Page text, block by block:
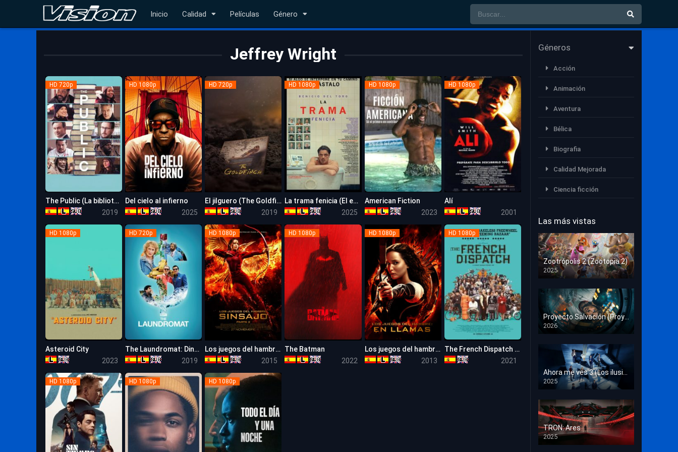
Inicio Calidad Películas Género
Jeffrey Wright
HD 720p
The Public (La biblioteca)
2019
HD 1080p
Del cielo al infierno
2025
HD 720p
El jilguero (The Goldfinch)
2019
HD 1080p
La trama fenicia (El esquema fenicio)
2025
HD 1080p
American Fiction
2023
HD 1080p
Alí
2001
HD 1080p
Asteroid City
2023
HD 720p
The Laundromat: Dinero sucio
2019
HD 1080p
Los juegos del hambre: Sinsajo Parte 2
2015
HD 1080p
The Batman
2022
HD 1080p
Los juegos del hambre II En llamas
2013
HD 1080p
The French Dispatch (La crónica francesa)
2021
HD 1080p HD 1080p HD 1080p
Géneros
Acción
Animación
Aventura
Bélica
Biografia
Calidad Mejorada
Ciencia ficción
Deporte
Documental
Drama
Estrénos en Cine
Familia
Familiar
Fantasía
Guerra
Historia
Misterio
Las más vistas
Zootrópolis 2 (Zootopia 2)
2025
HD 1080p
2026
HD 1080p
2025
HD 1080p
TRON: Ares
2025
HD 1080p